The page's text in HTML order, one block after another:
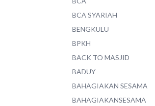
BCA SYARIAH
BENGKULU
BPKH
BACK TO MASJID
BADUY
BAHAGIAKAN SESAMA
BAHAGIAKANSESAMA